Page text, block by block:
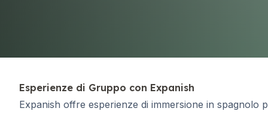
Malaga
Scuola di spagnolo di Malaga
Esperienze di Gruppo con Expanish
Expanish offre esperienze di immersione in